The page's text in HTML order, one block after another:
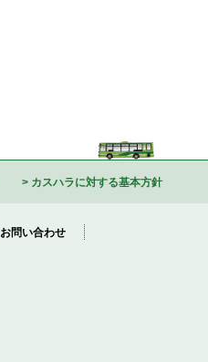
カスハラに対する基本方針
お問い合わせ